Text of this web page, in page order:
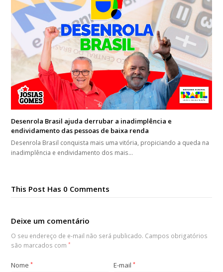
Desenrola Brasil ajuda derrubar a inadimplência e
endividamento das pessoas de baixa renda
Desenrola Brasil conquista mais uma vitória, propiciando a queda na
inadimplência e endividamento dos mais…
This Post Has 0 Comments
Deixe um comentário
O seu endereço de e-mail não será publicado. Campos obrigatórios
são marcados com*
Nome* E-mail*